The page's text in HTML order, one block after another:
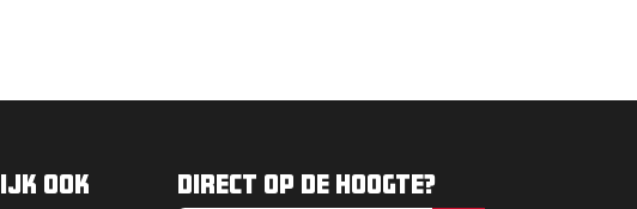
Direct op de hoogte?
ook